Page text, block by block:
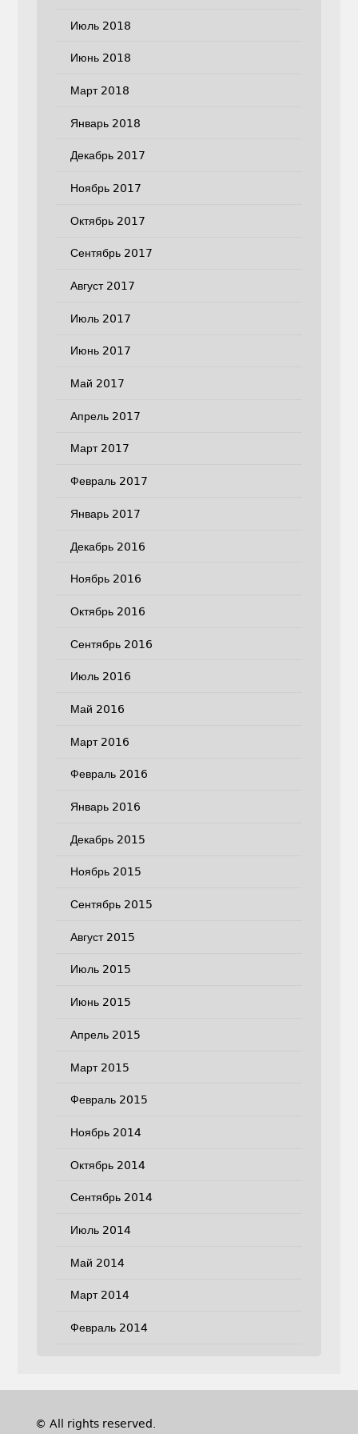
Июль 2018
Июнь 2018
Март 2018
Январь 2018
Декабрь 2017
Ноябрь 2017
Октябрь 2017
Сентябрь 2017
Август 2017
Июль 2017
Июнь 2017
Май 2017
Апрель 2017
Март 2017
Февраль 2017
Январь 2017
Декабрь 2016
Ноябрь 2016
Октябрь 2016
Сентябрь 2016
Июль 2016
Май 2016
Март 2016
Февраль 2016
Январь 2016
Декабрь 2015
Ноябрь 2015
Сентябрь 2015
Август 2015
Июль 2015
Июнь 2015
Апрель 2015
Март 2015
Февраль 2015
Ноябрь 2014
Октябрь 2014
Сентябрь 2014
Июль 2014
Май 2014
Март 2014
Февраль 2014
© All rights reserved.